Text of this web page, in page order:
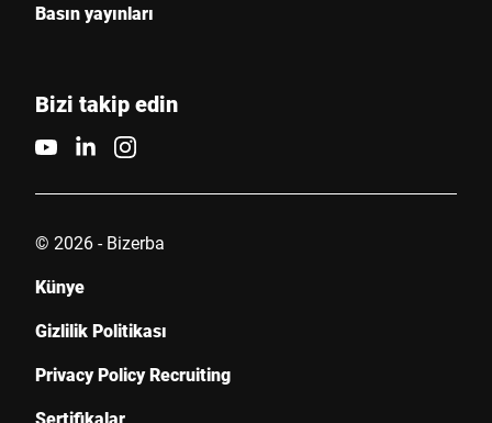
Basın yayınları
Bizi takip edin
© 2026 - Bizerba
Künye
Gizlilik Politikası
Privacy Policy Recruiting
Sertifikalar